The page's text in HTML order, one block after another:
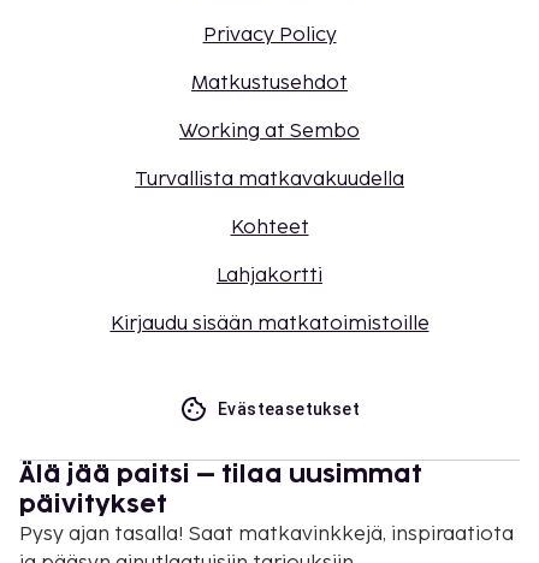
Privacy Policy
Matkustusehdot
Working at Sembo
Turvallista matkavakuudella
Kohteet
Lahjakortti
Kirjaudu sisään matkatoimistoille
Evästeasetukset
Älä jää paitsi – tilaa uusimmat
päivitykset
Pysy ajan tasalla! Saat matkavinkkejä, inspiraatiota